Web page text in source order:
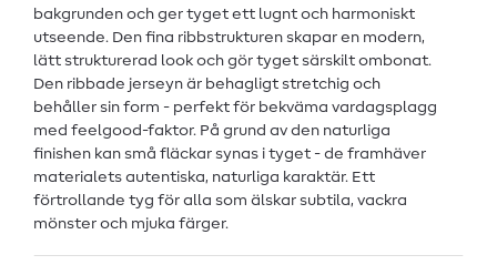
bakgrunden och ger tyget ett lugnt och harmoniskt
utseende. Den fina ribbstrukturen skapar en modern,
lätt strukturerad look och gör tyget särskilt ombonat.
Den ribbade jerseyn är behagligt stretchig och
behåller sin form - perfekt för bekväma vardagsplagg
med feelgood-faktor. På grund av den naturliga
finishen kan små fläckar synas i tyget - de framhäver
materialets autentiska, naturliga karaktär. Ett
förtrollande tyg för alla som älskar subtila, vackra
mönster och mjuka färger.